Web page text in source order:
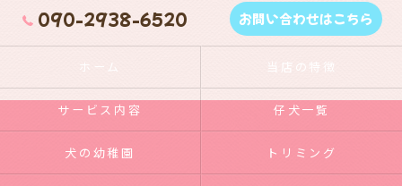
090-2938-6520 お問い合わせはこちら
ホーム 当店の特徴
サービス内容 仔犬一覧
犬の幼稚園 トリミング